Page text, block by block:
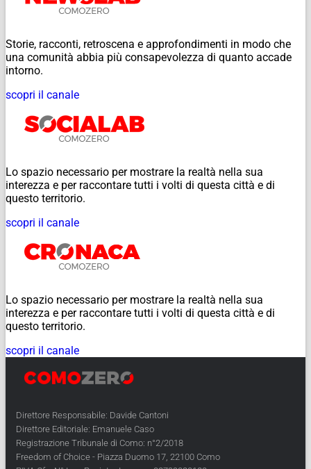
Storie, racconti, retroscena e approfondimenti in modo che
una comunità abbia più consapevolezza di quanto accade
intorno.
scopri il canale
Lo spazio necessario per mostrare la realtà nella sua
interezza e per raccontare tutti i volti di questa città e di
questo territorio.
scopri il canale
Lo spazio necessario per mostrare la realtà nella sua
interezza e per raccontare tutti i volti di questa città e di
questo territorio.
scopri il canale
Direttore Responsabile: Davide Cantoni
Direttore Editoriale: Emanuele Caso
Registrazione Tribunale di Como: n°2/2018
Freedom of Choice - Piazza Duomo 17, 22100 Como